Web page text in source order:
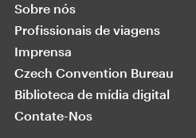
Sobre nós
Profissionais de viagens
Imprensa
Czech Convention Bureau
Biblioteca de mídia digital
Contate-Nos